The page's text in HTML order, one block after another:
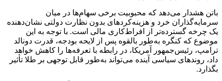
باتن هشدار می‌دهد که محبوبیت برخی سهام‌ها در میان
سرمایه‌گذاران خرد و هزینه‌کردهای بدون نظارت دولتی نشان‌دهنده
یک چرخه گسترده‌تر از افراط‌کاری مالی است. با توجه به این
موضوع که کنگره به‌طور بالقوه پس از لایحه بودجه، قدرت دونالد
ترامپ، رئیس‌جمهور آمریکا، در رابطه با تعرفه‌ها را کاهش خواهد
داد، روندهای سیاسی آینده می‌تواند به‌طور قابل توجهی بر طلا تأثیر
بگذارد.